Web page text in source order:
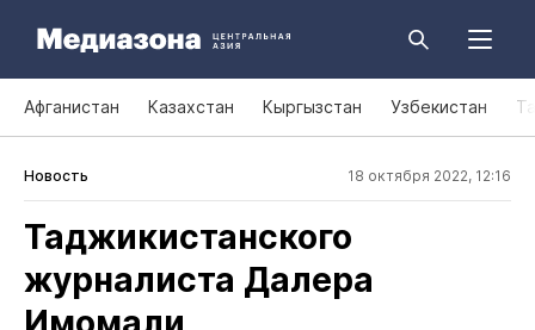
Афганистан Казахстан Кыргызстан Узбекистан
Новость 18 октября 2022, 12:16
Таджикистанского
журналиста Далера